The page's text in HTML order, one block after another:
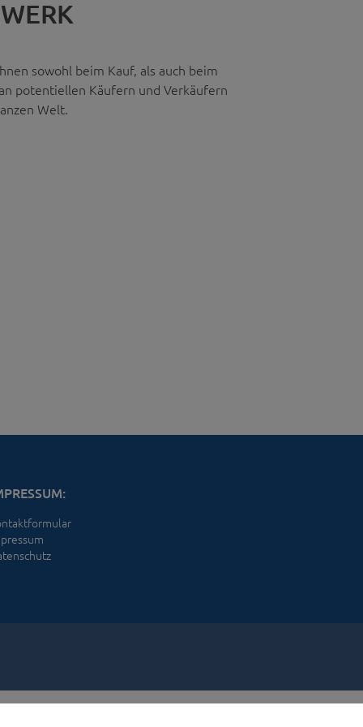
sowohl beim Kauf, als auch beim
potentiellen Käufern und Verkäufern
Welt.